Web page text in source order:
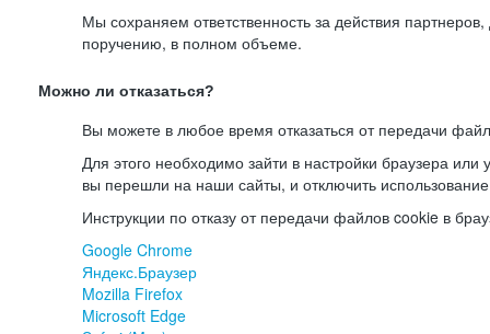
Мы сохраняем ответственность за действия
поручению, в полном объеме.
Можно ли отказаться?
Вы можете в любое время отказаться от передачи
Для этого необходимо зайти в настройки браузера или
вы перешли на наши сайты, и отключить
Инструкции по отказу от передачи файлов cookie в
Google Chrome
Яндекс.Браузер
Mozilla Firefox
Microsoft Edge